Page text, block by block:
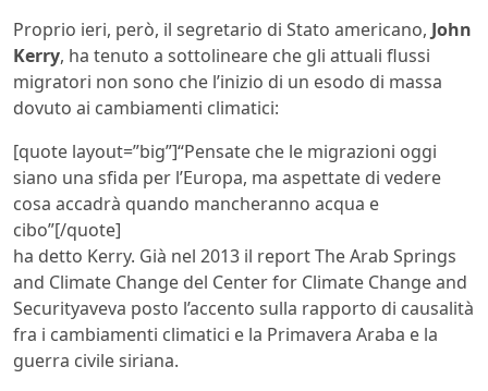
Proprio ieri, però, il segretario di Stato americano, John
Kerry, ha tenuto a sottolineare che gli attuali flussi
migratori non sono che l’inizio di un esodo di massa
dovuto ai cambiamenti climatici:
[quote layout=”big”]“Pensate che le migrazioni oggi
siano una sfida per l’Europa, ma aspettate di vedere
cosa accadrà quando mancheranno acqua e
cibo”[/quote]
ha detto Kerry. Già nel 2013 il report The Arab Springs
and Climate Change del Center for Climate Change and
Securityaveva posto l’accento sulla rapporto di causalità
fra i cambiamenti climatici e la Primavera Araba e la
guerra civile siriana.